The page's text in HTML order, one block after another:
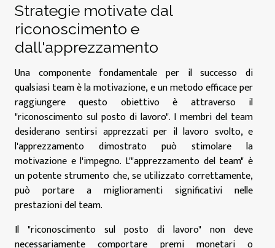
Strategie motivate dal
riconoscimento e
dall'apprezzamento
Una componente fondamentale per il successo di
qualsiasi team è la motivazione, e un metodo efficace per
raggiungere questo obiettivo è attraverso il
"riconoscimento sul posto di lavoro". I membri del team
desiderano sentirsi apprezzati per il lavoro svolto, e
l'apprezzamento dimostrato può stimolare la
motivazione e l'impegno. L'"apprezzamento del team" è
un potente strumento che, se utilizzato correttamente,
può portare a miglioramenti significativi nelle
prestazioni del team.
Il "riconoscimento sul posto di lavoro" non deve
necessariamente comportare premi monetari o